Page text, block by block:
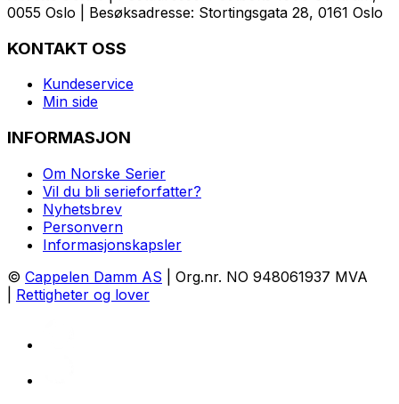
0055 Oslo | Besøksadresse: Stortingsgata 28, 0161 Oslo
KONTAKT OSS
Kundeservice
Min side
INFORMASJON
Om Norske Serier
Vil du bli serieforfatter?
Nyhetsbrev
Personvern
Informasjonskapsler
© Cappelen Damm AS | Org.nr. NO 948061937 MVA
Rettigheter og lover